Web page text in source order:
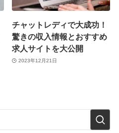
チャットレディで大成功！
驚きの収入情報とおすすめ
求人サイトを大公開
2023年12月21日